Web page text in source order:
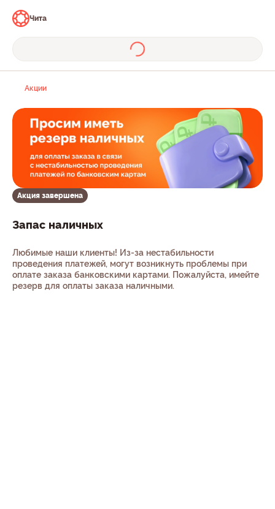
Чита
Акции
Акция завершена
Запас наличных
Любимые наши клиенты! Из-за нестабильности
проведения платежей, могут возникнуть проблемы при
оплате заказа банковскими картами. Пожалуйста, имейте
резерв для оплаты заказа наличными.